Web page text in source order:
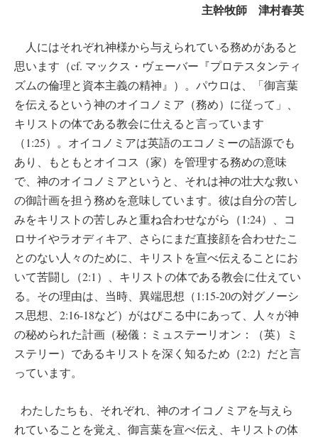
主幹牧師 津村春英
人にはそれぞれ神様から与えられている務めがあると
思います（cf. マックス・ヴェーバー『プロテスタンティ
ズムの倫理と資本主義の精神』）。パウロは、「御言葉
を伝えるという神のオイコノミア（務め）に従って」、
キリストの体である教会に仕えると言っています
（1:25）。オイコノミアは英語のエコノミーの語源でも
あり、もともとオイコス（家）を管理する務めの意味
で、神のオイコノミアというと、それは神の壮大な救い
の御計画を担う務めを意味しています。彼は自分の苦し
みをキリストの苦しみと重ね合わせながら（1:24）、コ
ロサイやラオディキア、さらにまだ直接顔を合わせたこ
とのない人々のために、キリストを宣べ伝えることにお
いて苦闘し（2:1）、キリストの体である教会に仕えてい
る。その理由は、当時、異端思想（1:15-20の対グノーシ
ス思想、2:16-18など）がはびこる中にあって、人々が神
の秘められた計画（秘儀：ミュステーリオン：（英）ミ
ステリー）であるキリストを深く知るため（2:2）だと言
っています。
わたしたちも、それぞれ、神のオイコノミアを与えら
れていることを覚え、御言葉を宣べ伝え、キリストの体